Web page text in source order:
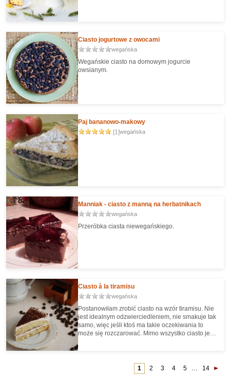
Ciasto jogurtowe z owocami
wegańska
Wegańskie ciasto na domowym jogurcie
owsianym.
Paj bananowo-makowy
[1]wegańska
Manniak - ciasto z manną na herbatnikach
wegańska
Przeróbka ciasta niewegańskiego.
Ciasto à la tiramisu
wegańska
Postanowiłam zrobić ciasto na wzór tiramisu. Nie
jest idealnym odzwierciedleniem, nie smakuje tak
samo, więc jeśli ktoś ma takie oczekiwania to
może się rozczarować. Mimo wszystko ciasto jest
1 2 3 4 5 … 14